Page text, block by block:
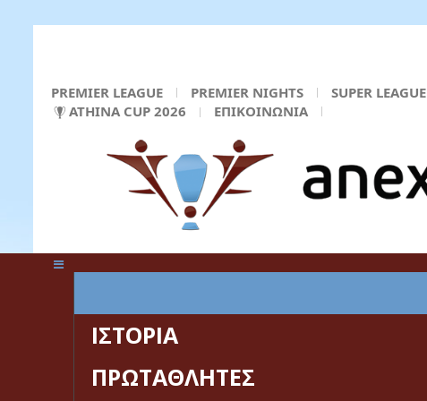
PREMIER LEAGUE PREMIER NIGHTS SUPER LEAGUE
ATHINA CUP 2026
ΕΠΙΚΟΙΝΩΝΙΑ
ΙΣΤΟΡΙΑ
ΠΡΩΤΑΘΛΗΤΕΣ